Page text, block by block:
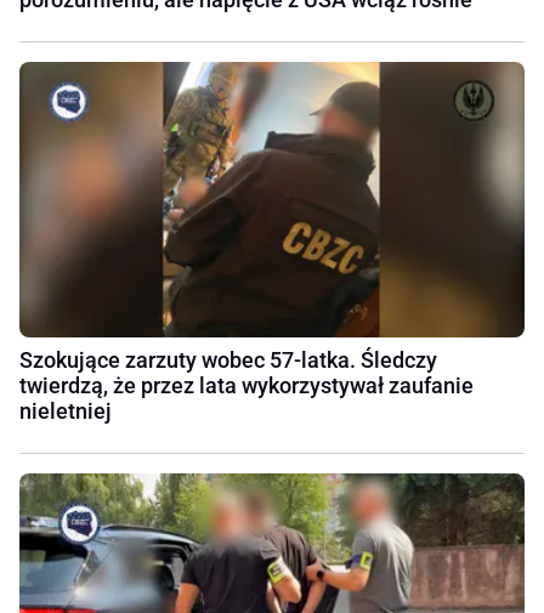
Szokujące zarzuty wobec 57-latka. Śledczy
twierdzą, że przez lata wykorzystywał zaufanie
nieletniej